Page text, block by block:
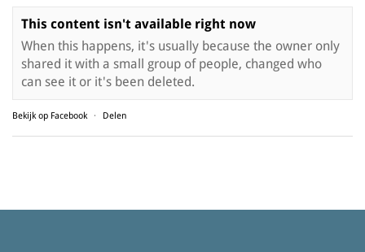
This content isn't available right now
When this happens, it's usually because the owner only
shared it with a small group of people, changed who
can see it or it's been deleted.
Bekijk op Facebook · Delen